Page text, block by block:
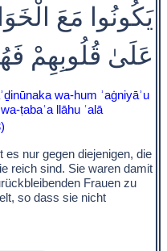
يَكُونُوا مَعَ
عَلَىٰ قُلُوبِهِمْ
wa-hum ʾaġniyāʾu
ṭabaʿa llāhu ʿalā
es nur gegen diejenigen, die
reich sind. Sie waren damit
Frauen zu
so dass sie nicht